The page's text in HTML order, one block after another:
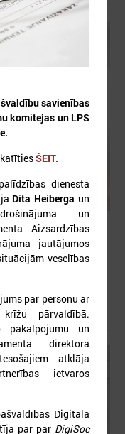
par
savienības
komitejas un LPS
ŠEIT.
dienesta
Dita Heiberga un
un
Aizsardzības
jautājumos
veselības
par personu ar
pārvaldībā.
pakalpojumu un
direktora
atklāja
ietvaros
Digitālā
par par DigiSoc